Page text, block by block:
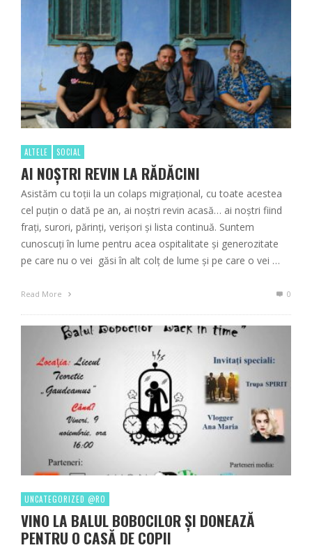
ALTELE SOCIAL
AI NOȘTRI REVIN LA RĂDĂCINI
Asistăm cu toții la un colaps migrațional, cu toate acestea
cel puțin o dată pe an, ai noștri revin acasă… ai noștri fiind
frați, surori, părinți, verișori și lista continuă. Suntem
cunoscuți în lume pentru acea ospitalitate și generozitate
pe care nu o vei găsi în alt colț de lume și pe care o vei …
Read More 0
UNCATEGORIZED @RO
VINO LA BALUL BOBOCILOR ŞI DONEAZĂ
PENTRU O CASĂ DE COPII